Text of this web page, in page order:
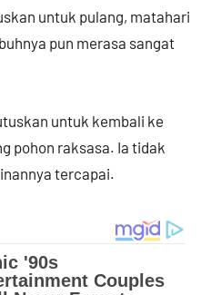
untuk pulang, matahari
pun merasa sangat
untuk kembali ke
pohon raksasa. Ia tidak
tercapai.